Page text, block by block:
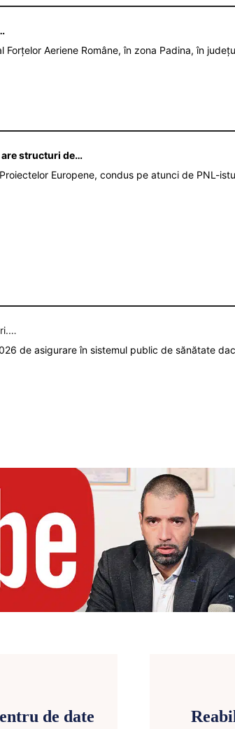
Aeriene Române, în zona Padina, în
are structuri de…
Europene, condus pe atunci de PNL-
de asigurare în sistemul public de sănătate
de date